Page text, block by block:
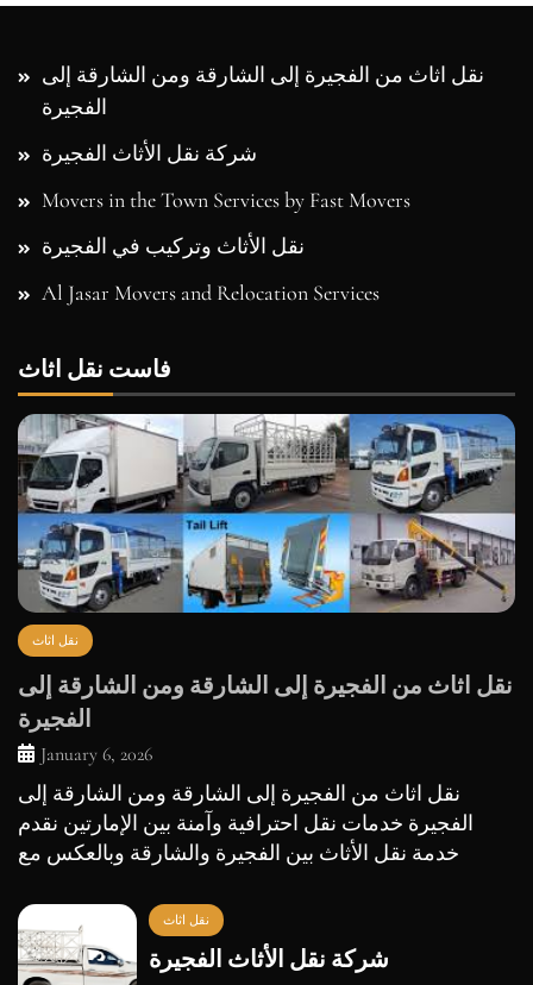
نقل اثاث من الفجيرة إلى الشارقة ومن الشارقة إلى
الفجيرة
شركة نقل الأثاث الفجيرة
Movers in the Town Services by Fast Movers
نقل الأثاث وتركيب في الفجيرة
Al Jasar Movers and Relocation Services
فاست نقل اثاث
نقل اثاث
نقل اثاث من الفجيرة إلى الشارقة ومن الشارقة إلى
الفجيرة
January 6, 2026
نقل اثاث من الفجيرة إلى الشارقة ومن الشارقة إلى
الفجيرة خدمات نقل احترافية وآمنة بين الإمارتين نقدم
خدمة نقل الأثاث بين الفجيرة والشارقة وبالعكس مع
نقل اثاث
شركة نقل الأثاث الفجيرة